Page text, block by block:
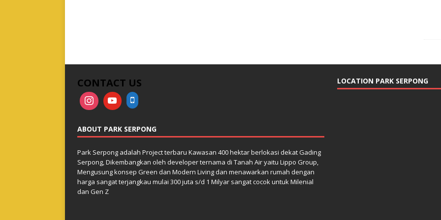
CONTACT US
ABOUT PARK SERPONG
Park Serpong adalah Project terbaru Kawasan 400 hektar berlokasi dekat Gading
Serpong, Dikembangkan oleh developer ternama di Tanah Air yaitu Lippo Group,
Mengusung konsep Green dan Modern Living dan menawarkan rumah dengan
harga sangat terjangkau mulai 300 juta s/d 1 Milyar sangat cocok untuk Milenial
dan Gen Z
LOCATION PARK SERPONG